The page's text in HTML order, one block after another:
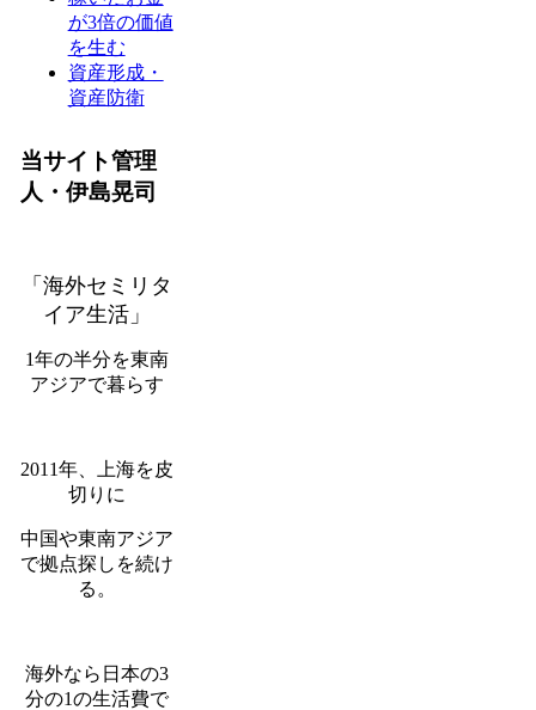
が3倍の価値
を生む
資産形成・
資産防衛
当サイト管理
人・伊島晃司
「海外セミリタ
イア生活」
1年の半分を東南
アジアで暮らす
2011年、上海を皮
切りに
中国や東南アジア
で拠点探しを続け
る。
海外なら日本の3
分の1の生活費で